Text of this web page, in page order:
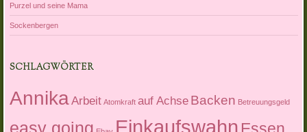
Purzel und seine Mama
Sockenbergen
SCHLAGWÖRTER
AnnikaArbeit Atomkraft auf Achse Backen Betreuungsgeld
easy going Einkaufswahn Essen